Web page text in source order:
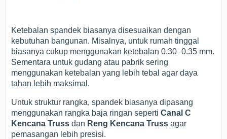
Ketebalan spandek biasanya disesuaikan dengan
kebutuhan bangunan. Misalnya, untuk rumah tinggal
biasanya cukup menggunakan ketebalan 0.30–0.35 mm.
Sementara untuk gudang atau pabrik sering
menggunakan ketebalan yang lebih tebal agar daya
tahan lebih maksimal.
Untuk struktur rangka, spandek biasanya dipasang
menggunakan rangka baja ringan sepertiCanal C
Kencana Truss dan Reng Kencana Truss agar
pemasangan lebih presisi.